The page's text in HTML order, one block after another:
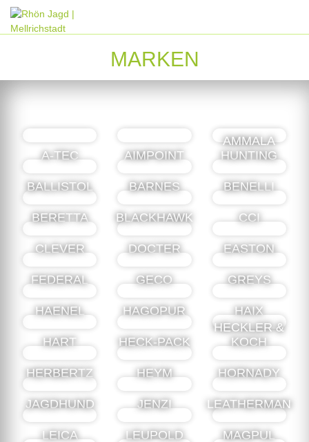
MARKEN
A-TEC AIMPOINT
AMMALA
HUNTING
BALLISTOL BARNES BENELLI
BERETTA BLACKHAWK CCI
CLEVER DOCTER EASTON
FEDERAL GECO GREYS
HAENEL HAGOPUR HAIX
HART HECK-PACK
HECKLER &
KOCH
HERBERTZ HEYM HORNADY
JAGDHUND JENZI LEATHERMAN
LEICA LEUPOLD MAGPUL